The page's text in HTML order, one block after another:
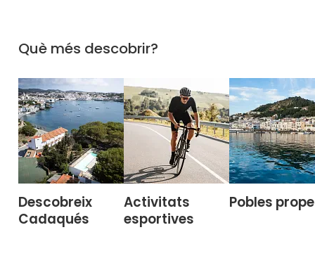
Què més descobrir?
Descobreix
Cadaqués
Activitats
esportives
Pobles